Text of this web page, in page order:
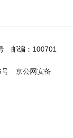
邮编：100701
号
京公网安备